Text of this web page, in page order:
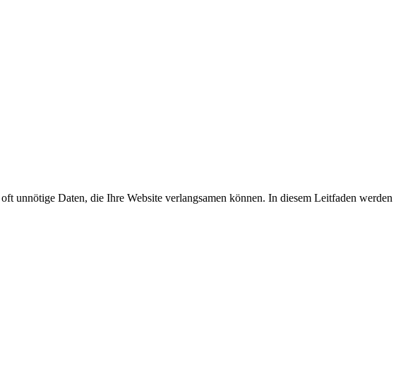
unnötige Daten, die Ihre Website verlangsamen können. In diesem Leitfaden werden